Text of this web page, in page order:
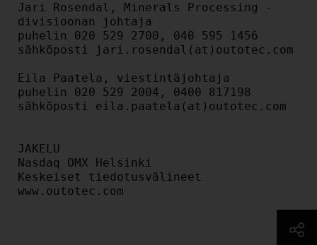
Jari Rosendal, Minerals Processing -
divisioonan johtaja
puhelin 020 529 2700, 040 595 1456
sähköposti jari.rosendal(at)outotec.com
Eila Paatela, viestintäjohtaja
puhelin 020 529 2004, 0400 817198
sähköposti eila.paatela(at)outotec.com
JAKELU
Nasdaq OMX Helsinki
Keskeiset tiedotusvälineet
www.outotec.com